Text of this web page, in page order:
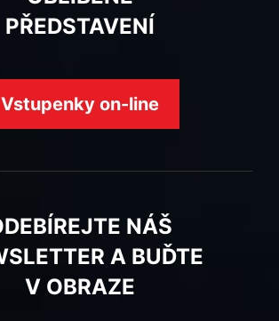
PŘEDSTAVENÍ
Vstupenky on-line
NÁŠ
A BUĎTE
V OBRAZE